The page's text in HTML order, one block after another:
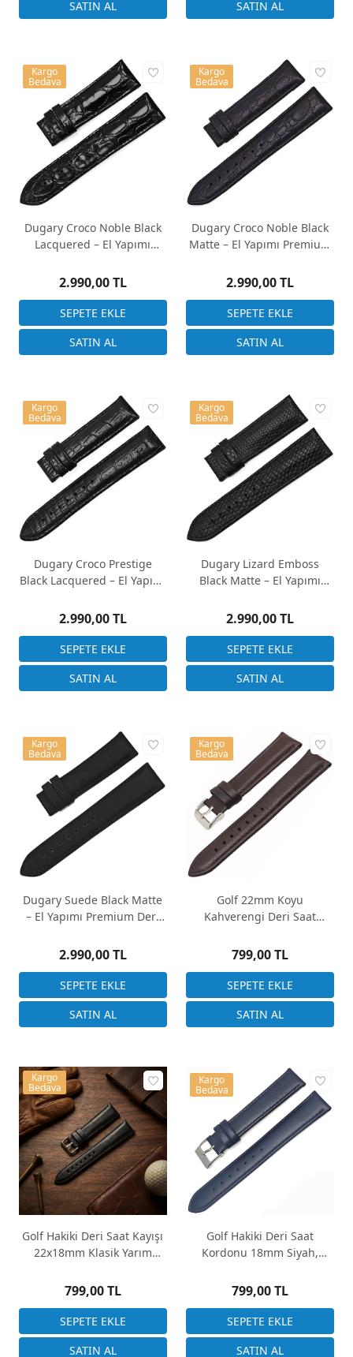
Dugary Croco Noble Black
Lacquered – El Yapımı
2.990,00 TL
Kargo
Bedava
Dugary Croco Noble Black
Matte – El Yapımı Premium
2.990,00 TL
Kargo
Bedava
Dugary Croco Prestige
Black Lacquered – El Yapımı
2.990,00 TL
Kargo
Bedava
Dugary Lizard Emboss
Black Matte – El Yapımı
2.990,00 TL
Kargo
Bedava
Dugary Suede Black Matte
– El Yapımı Premium Deri
2.990,00 TL
Kargo
Bedava
Golf 22mm Koyu
Kahverengi Deri Saat
5mm Kalınlık
799,00 TL
Kargo
Bedava
Golf Hakiki Deri Saat Kayışı
22x18mm Klasik Yarım
799,00 TL
Kargo
Bedava
Golf Hakiki Deri Saat
Kordonu 18mm Siyah,
Seçenek
799,00 TL
Kargo
Bedava